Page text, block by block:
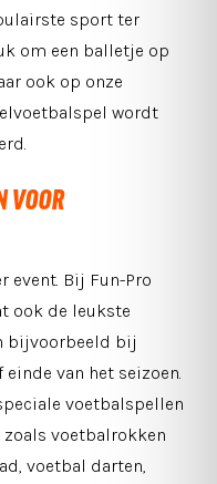
sport ter
om een balletje op
ook op onze
wordt
VOOR
event. Bij Fun-Pro
ook de leukste
bijvoorbeeld bij
van het seizoen.
voetbalspellen
voetbalrokken
voetbal darten,